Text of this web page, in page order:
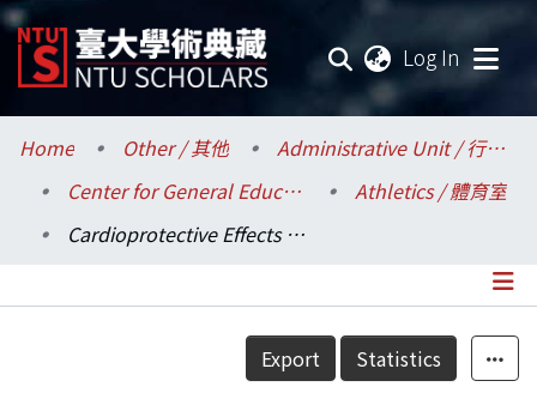
Log In
Communities & Collections
Research Outputs
Home Other / 其他
Administrative Unit / 行政單位
Center for General Education / 共同教育中心
Athletics / 體育室
Cardioprotective Effects of Voluntary Wheel Running During and Following Doxorubicin Treatment
Details
Export Statistics